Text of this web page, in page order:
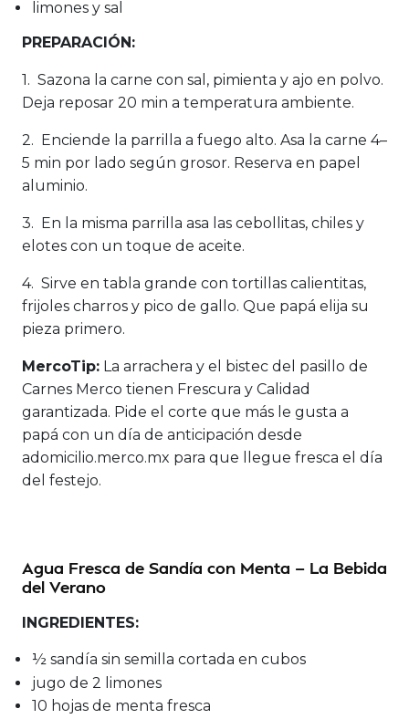
limones y sal
PREPARACIÓN:
1. Sazona la carne con sal, pimienta y ajo en polvo.
Deja reposar 20 min a temperatura ambiente.
2. Enciende la parrilla a fuego alto. Asa la carne 4–
5 min por lado según grosor. Reserva en papel
aluminio.
3. En la misma parrilla asa las cebollitas, chiles y
elotes con un toque de aceite.
4. Sirve en tabla grande con tortillas calientitas,
frijoles charros y pico de gallo. Que papá elija su
pieza primero.
MercoTip: La arrachera y el bistec del pasillo de
Carnes Merco tienen Frescura y Calidad
garantizada. Pide el corte que más le gusta a
papá con un día de anticipación desde
adomicilio.merco.mx para que llegue fresca el día
del festejo.
Agua Fresca de Sandía con Menta — La Bebida
del Verano
INGREDIENTES:
½ sandía sin semilla cortada en cubos
jugo de 2 limones
10 hojas de menta fresca